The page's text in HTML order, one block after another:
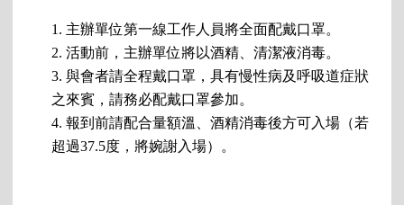
1. 主辦單位第一線工作人員將全面配戴口罩。
2. 活動前，主辦單位將以酒精、清潔液消毒。
3. 與會者請全程戴口罩，具有慢性病及呼吸道症狀
之來賓，請務必配戴口罩參加。
4. 報到前請配合量額溫、酒精消毒後方可入場（若
超過37.5度，將婉謝入場）。